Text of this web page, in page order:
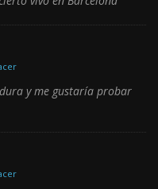
y me gustaría probar